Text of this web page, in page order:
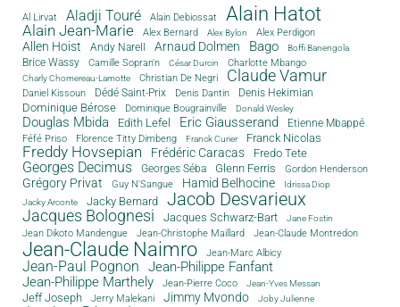
Al Lirvat Aladji Touré Alain Debiossat Alain Hatot
Alain Jean-Marie Alex Bernard Alex Bylon Alex Perdigon
Allen Hoist Andy Narell Arnaud Dolmen Bago Boffi Banengola
Brice Wassy Camille Sopran'n César Durcin Charlotte Mbango
Charly Chomereau-Lamotte Christian De Negri Claude Vamur
Daniel Kissoun Dédé Saint-Prix Denis Dantin Denis Hekimian
Dominique Bérose Dominique Bougrainville Donald Wesley
Douglas Mbida Edith Lefel Eric Giausserand Etienne Mbappé
Féfé Priso Florence Titty Dimbeng Franck Curier Franck Nicolas
Freddy Hovsepian Frédéric Caracas Fredo Tete
Georges Decimus Georges Séba Glenn Ferris Gordon Henderson
Grégory Privat Guy N'Sangue Hamid Belhocine
Idrissa Diop
Jacky Arconte
Jacky Bernard Jacob Desvarieux
Jacques Bolognesi Jacques Schwarz-Bart Jane Fostin
Jean Dikoto Mandengue Jean-Christophe Maillard Jean-Claude Montredon
Jean-Claude Naimro Jean-Marc Albicy
Jean-Paul Pognon
Jean-Philippe Fanfant
Jean-Philippe Marthely
Jean-Pierre Coco Jean-Yves Messan
Jeff Joseph Jerry Malekani Jimmy Mvondo Joby Julienne